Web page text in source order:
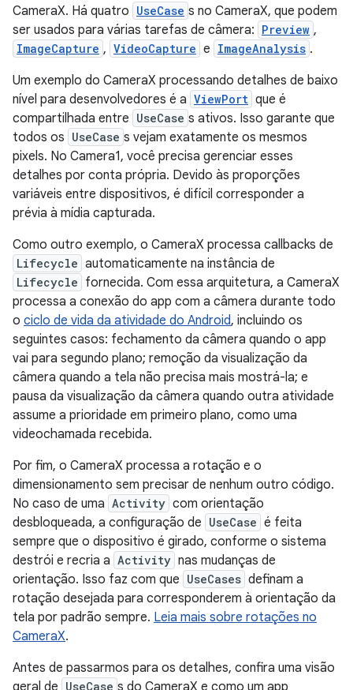
CameraX. Há quatro UseCase s no CameraX, que podem
ser usados para várias tarefas de câmera: Preview ,
ImageCapture , VideoCapture e ImageAnalysis .
Um exemplo do CameraX processando detalhes de baixo
nível para desenvolvedores é a ViewPort que é
compartilhada entre UseCase s ativos. Isso garante que
todos os UseCase s vejam exatamente os mesmos
pixels. No Camera1, você precisa gerenciar esses
detalhes por conta própria. Devido às proporções
variáveis entre dispositivos, é difícil corresponder a
prévia à mídia capturada.
Como outro exemplo, o CameraX processa callbacks de
Lifecycle automaticamente na instância de
Lifecycle fornecida. Com essa arquitetura, a CameraX
processa a conexão do app com a câmera durante todo
o ciclo de vida da atividade do Android, incluindo os
seguintes casos: fechamento da câmera quando o app
vai para segundo plano; remoção da visualização da
câmera quando a tela não precisa mais mostrá-la; e
pausa da visualização da câmera quando outra atividade
assume a prioridade em primeiro plano, como uma
videochamada recebida.
Por fim, o CameraX processa a rotação e o
dimensionamento sem precisar de nenhum outro código.
No caso de uma Activity com orientação
desbloqueada, a configuração de UseCase é feita
sempre que o dispositivo é girado, conforme o sistema
destrói e recria a Activity nas mudanças de
orientação. Isso faz com que UseCases definam a
rotação desejada para corresponderem à orientação da
tela por padrão sempre. Leia mais sobre rotações no
CameraX.
Antes de passarmos para os detalhes, confira uma visão
geral de UseCase s do CameraX e como um app